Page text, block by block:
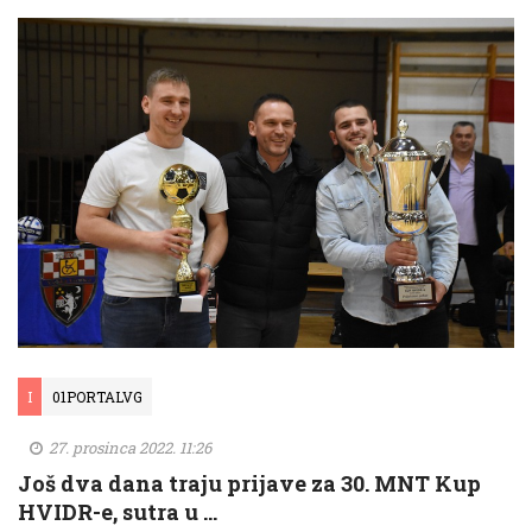
I 01PORTALVG
27. prosinca 2022. 11:26
Još dva dana traju prijave za 30. MNT Kup
HVIDR-e, sutra u …